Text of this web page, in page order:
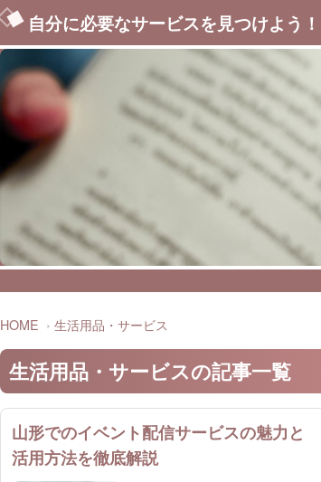
自分に必要なサービスを見つけよう！
HOME 生活用品・サービス
生活用品・サービスの記事一覧
山形でのイベント配信サービスの魅力と
活用方法を徹底解説